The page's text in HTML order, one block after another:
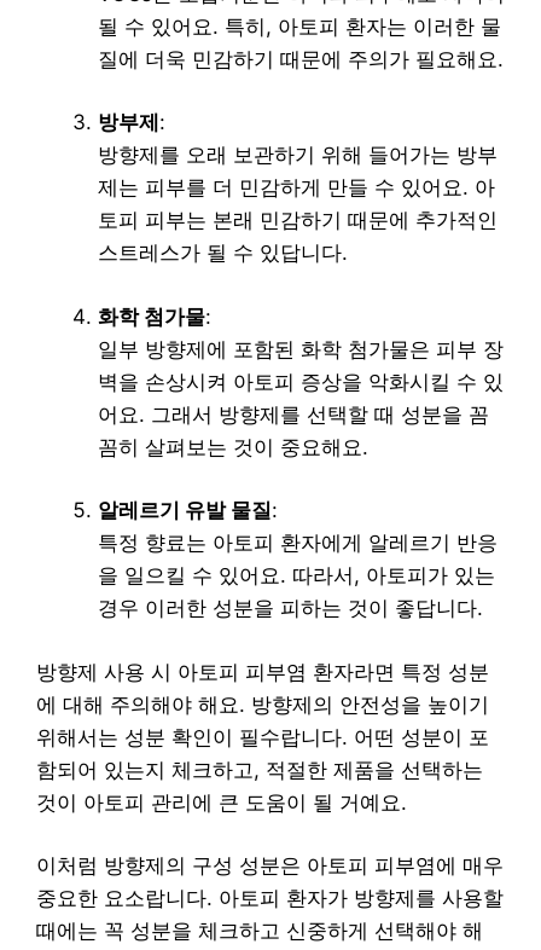
될 수 있어요. 특히, 아토피 환자는 이러한 물
질에 더욱 민감하기 때문에 주의가 필요해요.
방부제 :
방향제를 오래 보관하기 위해 들어가는 방부
제는 피부를 더 민감하게 만들 수 있어요. 아
토피 피부는 본래 민감하기 때문에 추가적인
스트레스가 될 수 있답니다.
화학 첨가물:
일부 방향제에 포함된 화학 첨가물은 피부 장
벽을 손상시켜 아토피 증상을 악화시킬 수 있
어요. 그래서 방향제를 선택할 때 성분을 꼼
꼼히 살펴보는 것이 중요해요.
알레르기 유발 물질:
특정 향료는 아토피 환자에게 알레르기 반응
을 일으킬 수 있어요. 따라서, 아토피가 있는
경우 이러한 성분을 피하는 것이 좋답니다.
방향제 사용 시 아토피 피부염 환자라면 특정 성분
에 대해 주의해야 해요. 방향제의 안전성을 높이기
위해서는 성분 확인이 필수랍니다. 어떤 성분이 포
함되어 있는지 체크하고, 적절한 제품을 선택하는
것이 아토피 관리에 큰 도움이 될 거예요.
이처럼 방향제의 구성 성분은 아토피 피부염에 매우
중요한 요소랍니다. 아토피 환자가 방향제를 사용할
때에는 꼭 성분을 체크하고 신중하게 선택해야 해